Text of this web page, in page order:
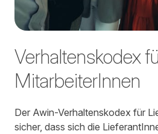
Verhaltenskodex
MitarbeiterInnen
Der Awin-Verhaltenskodex für
sicher, dass sich die